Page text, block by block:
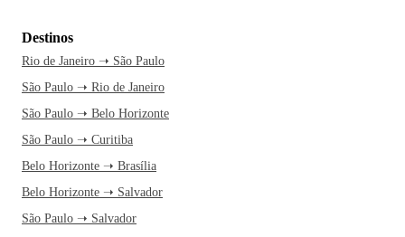
Destinos
Rio de Janeiro ➝ São Paulo
São Paulo ➝ Rio de Janeiro
São Paulo ➝ Belo Horizonte
São Paulo ➝ Curitiba
Belo Horizonte ➝ Brasília
Belo Horizonte ➝ Salvador
São Paulo ➝ Salvador